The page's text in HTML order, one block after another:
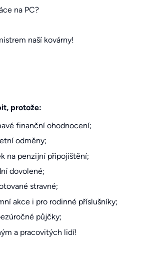
na PC?
naší kovárny!
protože:
finanční ohodnocení;
odměny;
na penzijní připojištění;
dovolené;
stravné;
akce i pro rodinné příslušníky;
půjčky;
a pracovitých lidí!